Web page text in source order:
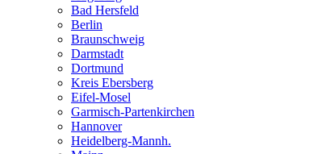
Bad Hersfeld
Berlin
Braunschweig
Darmstadt
Dortmund
Kreis Ebersberg
Eifel-Mosel
Garmisch-Partenkirchen
Hannover
Heidelberg-Mannh.